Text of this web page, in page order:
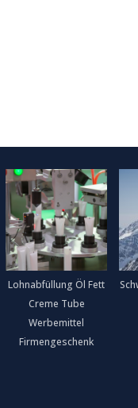
Lohnabfüllung Öl Fett
Creme Tube
Werbemittel
Firmengeschenk